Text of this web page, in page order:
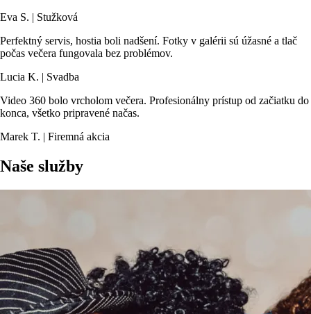
Eva S. | Stužková
Perfektný servis, hostia boli nadšení. Fotky v galérii sú úžasné a tlač
počas večera fungovala bez problémov.
Lucia K. | Svadba
Video 360 bolo vrcholom večera. Profesionálny prístup od začiatku do
konca, všetko pripravené načas.
Marek T. | Firemná akcia
Naše služby